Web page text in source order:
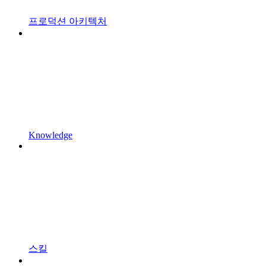
프로덕션 아키텍처
Knowledge
스킬